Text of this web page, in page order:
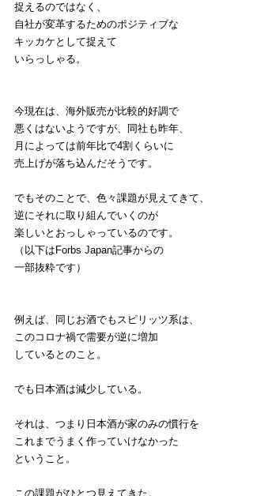
捉えるのではなく、
自社が変革するためのポジティブな
キッカケとして捉えて
いらっしゃる。
今現在は、海外販売が比較的好調で
悪くはないようですが、同社も昨年、
月によっては前年比で4割くらいに
売上げが落ち込んだそうです。
でもそのことで、色々課題が見えてきて、
逆にそれに取り組んでいくのが
楽しいとおっしゃっているのです。
（以下はForbs Japan記事からの
一部抜粋です）
例えば、同じお酒でもスピリッツ系は、
このコロナ禍で需要が逆に増加
しているとのこと。
でも日本酒は減少している。
それは、つまり日本酒が家のみの慣行を
これまでうまく作っていけなかった
ということ。
この課題がひとつ見えてきた。